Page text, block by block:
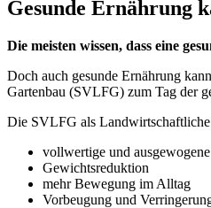
Gesunde Ernährung
Die meisten wissen, dass eine
Doch auch gesunde Ernährung
Gartenbau (SVLFG) zum Tag der
Die SVLFG als
vollwertige und
Gewichtsreduktion
mehr Bewegung im Alltag
Vorbeugung und